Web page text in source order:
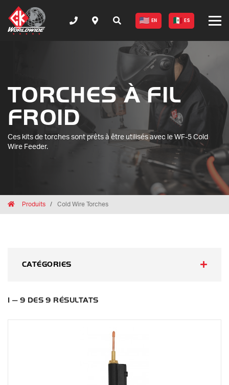
EN ES
TORCHES À FIL
FROID
Ces kits de torches sont prêts à être utilisés avec le WF-5 Cold
Wire Feeder.
HomeProduits Cold Wire Torches
CATÉGORIES
1 — 9 DES 9 RÉSULTATS